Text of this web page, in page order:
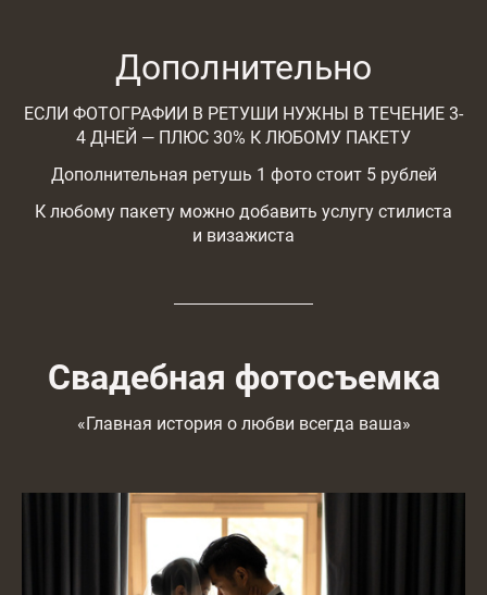
Дополнительно
ЕСЛИ ФОТОГРАФИИ В РЕТУШИ НУЖНЫ В ТЕЧЕНИЕ 3-
4 ДНЕЙ — ПЛЮС 30% К ЛЮБОМУ ПАКЕТУ
Дополнительная ретушь 1 фото стоит 5 рублей
К любому пакету можно добавить услугу стилиста
и визажиста
Свадебная фотосъемка
«Главная история о любви всегда ваша»